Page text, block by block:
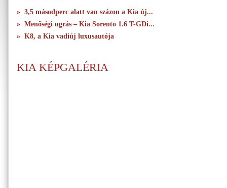
» 3,5 másodperc alatt van százon a Kia új...
» Menőségi ugrás – Kia Sorento 1.6 T-GDi...
» K8, a Kia vadiúj luxusautója
KIA KÉPGALÉRIA